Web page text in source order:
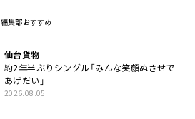
編集部おすすめ
仙台貨物
約2年半ぶりシングル「みんな笑顔ぬさせで
あげだい」
2026.08.05